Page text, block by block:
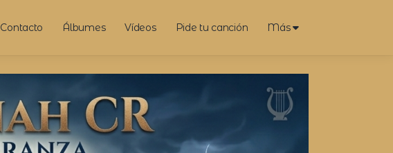
Contacto Álbumes Vídeos Pide tu canción Más